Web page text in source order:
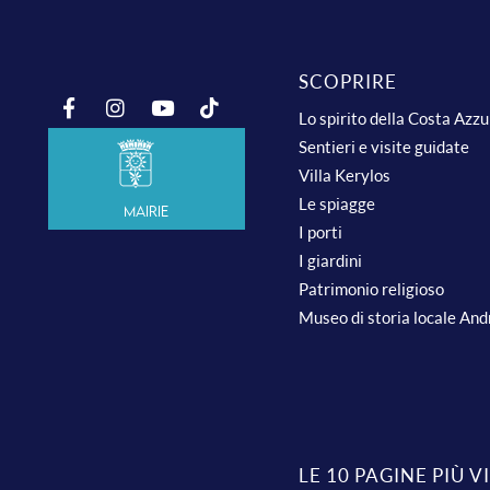
Mairie
SCOPRIRE
Lo spirito della Costa
Sentieri e visite guidate
Villa Kerylos
Le spiagge
I porti
I giardini
Patrimonio religioso
Museo di storia locale
LE 10 PAGINE PIÙ